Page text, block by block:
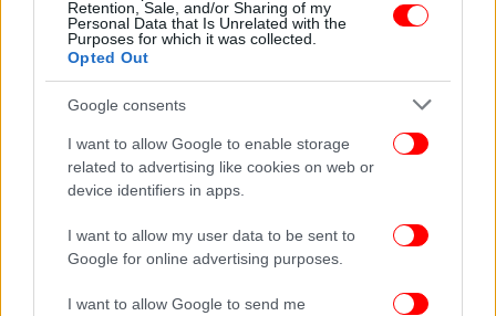
Retention, Sale, and/or Sharing of my
Personal Data that Is Unrelated with the
Purposes for which it was collected.
Opted Out
Google consents
I want to allow Google to enable storage
related to advertising like cookies on web or
device identifiers in apps.
I want to allow my user data to be sent to
Google for online advertising purposes.
I want to allow Google to send me